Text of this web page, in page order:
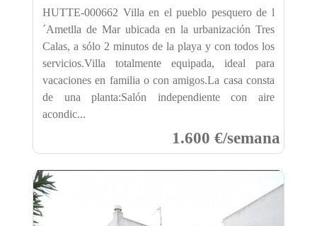
HUTTE-000662 Villa en el pueblo pesquero de l
´Ametlla de Mar ubicada en la urbanización Tres
Calas, a sólo 2 minutos de la playa y con todos los
servicios.Villa totalmente equipada, ideal para
vacaciones en familia o con amigos.La casa consta
de una planta:Salón independiente con aire
acondic...
1.600 €/semana